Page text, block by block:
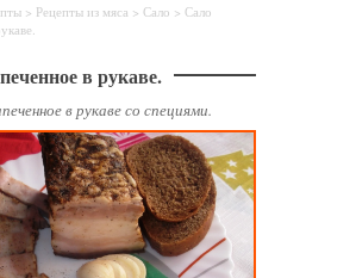
> Рецепты из мяса > Сало > Сало
в рукаве.
в рукаве со специями.